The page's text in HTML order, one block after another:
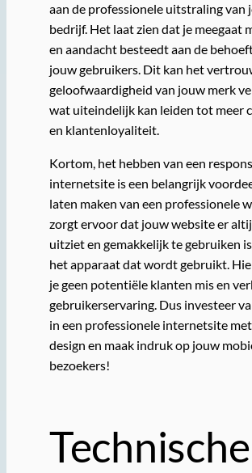
aan de professionele uitstraling van
bedrijf. Het laat zien dat je meegaat
en aandacht besteedt aan de
jouw gebruikers. Dit kan het
geloofwaardigheid van jouw merk
wat uiteindelijk kan leiden tot meer
en klantenloyaliteit.
Kortom, het hebben van een
internetsite is een belangrijk
laten maken van een professionele
zorgt ervoor dat jouw website er
uitziet en gemakkelijk te gebruiken
het apparaat dat wordt gebruikt.
je geen potentiële klanten mis en
gebruikerservaring. Dus investeer
in een professionele internetsite
design en maak indruk op jouw
bezoekers!
Technische